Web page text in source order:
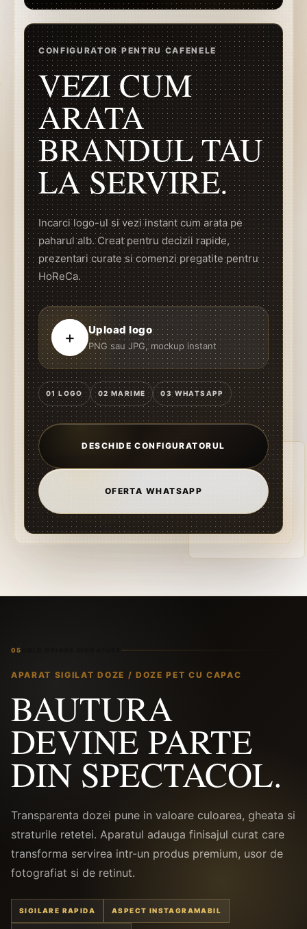
CONFIGURATOR PENTRU CAFENELE
VEZI CUM
ARATA
BRANDUL TAU
LA SERVIRE.
Incarci logo-ul si vezi instant cum arata pe
paharul alb. Creat pentru decizii rapide,
prezentari curate si comenzi pregatite pentru
HoReCa.
+ Upload logo
PNG sau JPG, mockup instant
01 LOGO 02 MARIME 03 WHATSAPP
DESCHIDE CONFIGURATORUL
OFERTA WHATSAPP
05
APARAT SIGILAT DOZE / DOZE PET CU CAPAC
BAUTURA
DEVINE PARTE
DIN SPECTACOL.
Transparenta dozei pune in valoare culoarea, gheata si
straturile retetei. Aparatul adauga finisajul curat care
transforma servirea intr-un produs premium, usor de
fotografiat si de retinut.
SIGILARE RAPIDA ASPECT INSTAGRAMABIL